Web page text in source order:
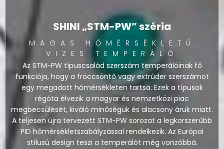
SHINI „STM-PW” széria
MAGAS HŐMÉRSÉKLETŰ
VIZES TEMPERÁLÓ
Az STM-PW típuscsalád szerszám temperálóinak fő
funkciója, hogy a fröccsöntő vagy extrúder szerszámot
egy megadott hőmérsékleten tartsa. Ezek a típusok
régóta élvezik a magyar és nemzetközi piac
megbecsülését, kiváló minőségük és alacsony áruk miatt.
A teljesen újra tervezett STM-PW sorozat a legkorszerűbb
PID hőmérsékletszabályzással rendelkezik. Az Európai
stílusú design teszi a temperálót még vonzóbbá.